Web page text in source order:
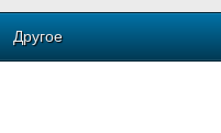
Другое